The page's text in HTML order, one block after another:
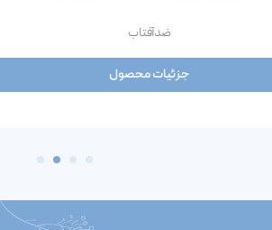
جزئیات محصول